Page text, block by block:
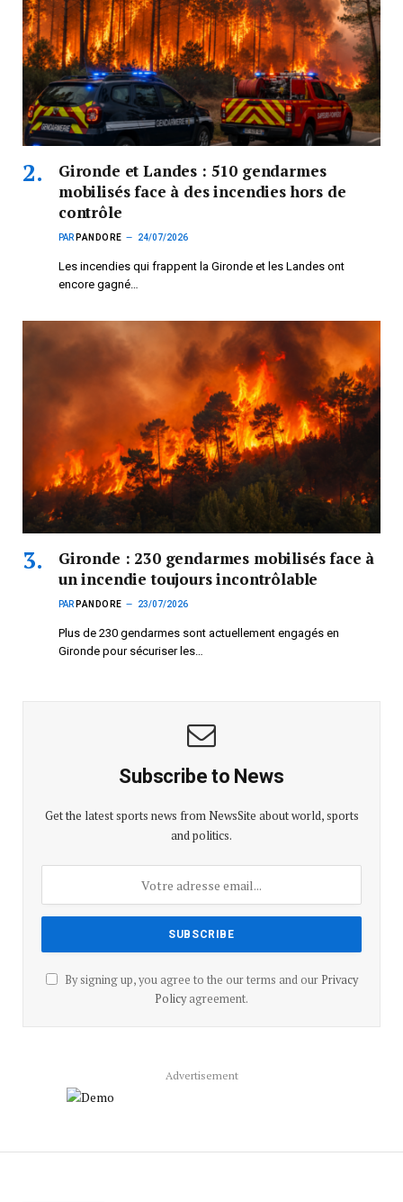
Gironde et Landes : 510 gendarmes
mobilisés face à des incendies hors de
contrôle
PAR PANDORE 24/07/2026
Les incendies qui frappent la Gironde et les Landes ont
encore gagné…
Gironde : 230 gendarmes mobilisés face à
un incendie toujours incontrôlable
PAR PANDORE 23/07/2026
Plus de 230 gendarmes sont actuellement engagés en
Gironde pour sécuriser les…
Subscribe to News
Get the latest sports news from NewsSite about world, sports
and politics.
By signing up, you agree to the our terms and our Privacy
Policyagreement.
Advertisement